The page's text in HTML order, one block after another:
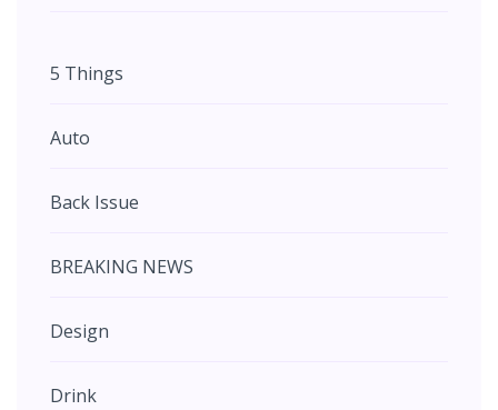
5 Things
Auto
Back Issue
BREAKING NEWS
Design
Drink